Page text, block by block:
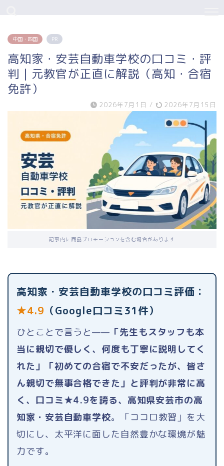
中国・四国 PR
高知家・安芸自動車学校の口コミ・評
判｜元教官が正直に解説（高知・合宿
免許）
2026年7月1日 / 2026年7月15日
記事内に商品プロモーションを含む場合があります
高知家・安芸自動車学校の口コミ評価：
★4.9 （Google口コミ31件）
ひとことで言うと—— 「先生もスタッフも本
当に親切で優しく、何度も丁寧に説明してく
れた」「初めての合宿で不安だったが、皆さ
ん親切で無事合格できた」と評判が非常に高
く、口コミ★4.9を誇る、高知県安芸市の高
知家・安芸自動車学校。「ココロ教習」を大
切にし、太平洋に面した自然豊かな環境が魅
力です。